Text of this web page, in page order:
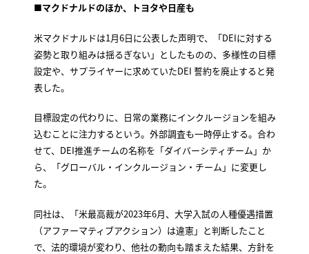
■マクドナルドのほか、トヨタや日産も
米マクドナルドは1月6日に公表した声明で、「DEIに対する
姿勢と取り組みは揺るぎない」としたものの、多様性の目標
設定や、サプライヤーに求めていたDEI 誓約を廃止すると発
表した。
目標設定の代わりに、日常の業務にインクルージョンを組み
込むことに注力するという。外部調査も一時停止する。合わ
せて、DEI推進チームの名称を「ダイバーシティチーム」か
ら、「グローバル・インクルージョン・チーム」に変更し
た。
同社は、「米最高裁が2023年6月、大学入試の人種優遇措置
（アファーマティブアクション）は違憲」と判断したこと
で、法的環境が変わり、他社の動向も踏まえた結果、方針を